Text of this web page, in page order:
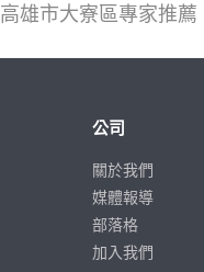
高雄市大寮區專家推薦
公司
關於我們
媒體報導
部落格
加入我們